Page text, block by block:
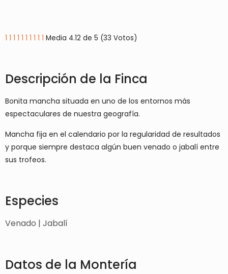
1 1 1 1 1 1 1 1 1 1 Media 4.12 de 5 (33 Votos)
Descripción de la Finca
Bonita mancha situada en uno de los entornos más
espectaculares de nuestra geografía.
Mancha fija en el calendario por la regularidad de resultados
y porque siempre destaca algún buen venado o jabalí entre
sus trofeos.
Especies
Venado | Jabalí
Datos de la Montería